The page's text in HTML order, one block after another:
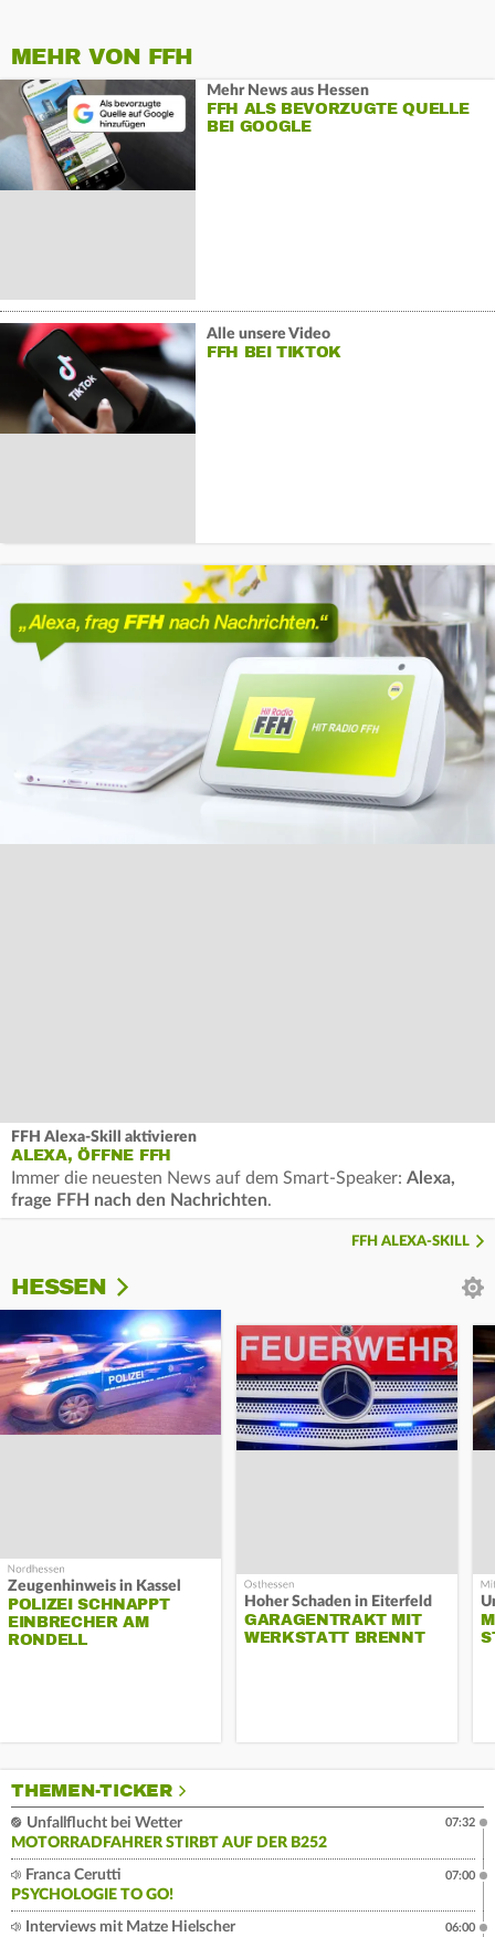
MEHR VON FFH
Mehr News aus Hessen
FFH ALS BEVORZUGTE QUELLE
BEI GOOGLE
Alle unsere Video
FFH BEI TIKTOK
FFH Alexa-Skill aktivieren
ALEXA, ÖFFNE FFH
Immer die neuesten News auf dem Smart-Speaker: Alexa,
frage FFH nach den Nachrichten.
FFH ALEXA-SKILL
HESSEN
Zeugenhinweis in Kassel
POLIZEI SCHNAPPT
EINBRECHER AM
RONDELL
Hoher Schaden in Eiterfeld
GARAGENTRAKT MIT
WERKSTATT BRENNT
THEMEN-TICKER
Unfallflucht bei Wetter
MOTORRADFAHRER STIRBT AUF DER B252
07:32
Franca Cerutti
PSYCHOLOGIE TO GO!
07:00
Interviews mit Matze Hielscher
06:00